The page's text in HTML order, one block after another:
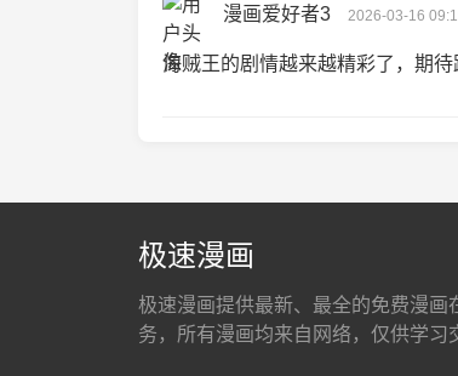
漫画爱好者3 2026-03-16
海贼王的剧情越来越精彩了，期
极速漫画
极速漫画提供最新、最全的免费漫画
务，所有漫画均来自网络，仅供学习